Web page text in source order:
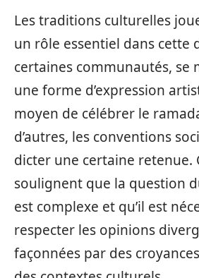
Les traditions culturelles
un rôle essentiel dans cette
certaines communautés, se
une forme d’expression
moyen de célébrer le
d’autres, les conventions
dicter une certaine retenue.
soulignent que la question
est complexe et qu’il est
respecter les opinions
façonnées par des